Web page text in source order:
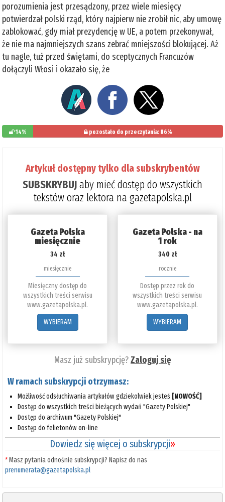
porozumienia jest przesądzony, przez wiele miesięcy
potwierdzał polski rząd, który najpierw nie zrobił nic, aby umowę
zablokować, gdy miał prezydencję w UE, a potem przekonywał,
że nie ma najmniejszych szans zebrać mniejszości blokującej. Aż
tu nagle, tuż przed świętami, do sceptycznych Francuzów
dołączyli Włosi i okazało się, że
14% pozostało do przeczytania: 86%
Artykuł dostępny tylko dla subskrybentów
SUBSKRYBUJaby mieć dostęp do wszystkich
tekstów oraz lektora na gazetapolska.pl
Gazeta Polska
miesięcznie
34 zł
miesięcznie
Miesięczny dostęp do
wszystkich treści serwisu
www.gazetapolska.pl.
WYBIERAM
Gazeta Polska - na
1 rok
340 zł
rocznie
Dostęp przez rok do
wszystkich treści serwisu
www.gazetapolska.pl.
WYBIERAM
Masz już subskrypcję?Zaloguj się
W ramach subskrypcji otrzymasz:
Możliwość odsłuchiwania artykułów gdziekolwiek jesteś [NOWOŚĆ]
Dostęp do wszystkich treści bieżących wydań "Gazety Polskiej"
Dostęp do archiwum "Gazety Polskiej"
Dostęp do felietonów on-line
Dowiedz się więcej o subskrypcji»
*Masz pytania odnośnie subskrypcji? Napisz do nas
prenumerata@gazetapolska.pl